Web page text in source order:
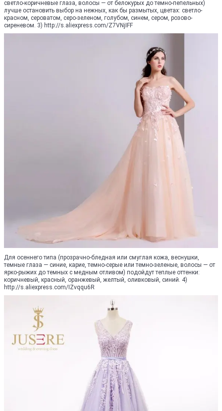
светло-коричневые глаза, волосы — от белокурых до темно-пепельных)
лучше остановить выбор на нежных, как бы размытых, цветах: светло-
красном, сероватом, серо-зеленом, голубом, синем, сером, розово-
сиреневом. 3) http://s.aliexpress.com/Z7VNjIFF
Для осеннего типа (прозрачно-бледная или смуглая кожа, веснушки,
темные глаза — синие, карие, темно-серые или темно-зеленые, волосы — от
ярко-рыжих до темных с медным отливом) подойдут теплые оттенки:
коричневый, красный, оранжевый, желтый, оливковый, синий. 4)
http://s.aliexpress.com/IZvqqu6R